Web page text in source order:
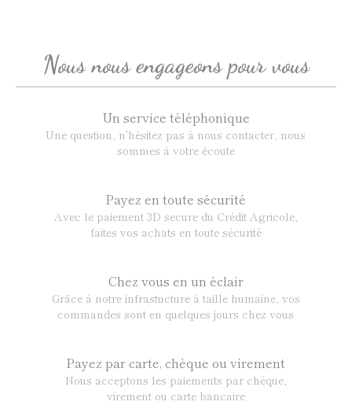
Nous nous engageons pour vous
Un service téléphonique
Une question, n'hésitez pas à nous contacter, nous
sommes à votre écoute
Payez en toute sécurité
Avec le paiement 3D secure du Crédit Agricole,
faites vos achats en toute sécurité
Chez vous en un éclair
Grâce à notre infrastucture à taille humaine, vos
commandes sont en quelques jours chez vous
Payez par carte, chèque ou virement
Nous acceptons les paiements par chèque,
virement ou carte bancaire